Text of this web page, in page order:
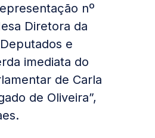
nº
Diretora da
e
imediata do
de Carla
de Oliveira”,